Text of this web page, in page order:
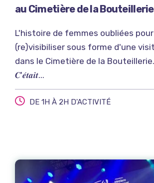
au Cimetière de la Bouteillerie
L'histoire de femmes oubliées
(re)visibiliser sous forme d'une
dans le Cimetière de la Bouteillerie.
𝑪'𝒆́𝒕𝒂𝒊𝒕...
DE 1H À 2H D'ACTIVITÉ